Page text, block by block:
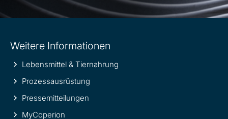
information
Weitere Informationen
Lebensmittel & Tiernahrung
Prozessausrüstung
Pressemitteilungen
MyCoperion